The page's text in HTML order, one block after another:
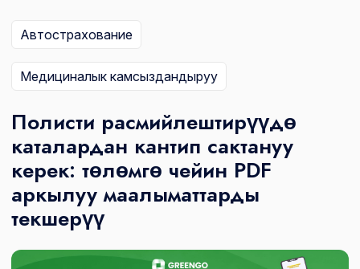
Автострахование
Медициналык камсыздандыруу
Полисти расмийлештирүүдө
каталардан кантип сактануу
керек: төлөмгө чейин PDF
аркылуу маалыматтарды
текшерүү